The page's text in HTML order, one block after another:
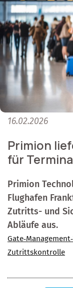
16.02.2026
Primion
für
Primion
Flughafen
Zutritts- und
Abläufe aus.
Zutrittskontrolle